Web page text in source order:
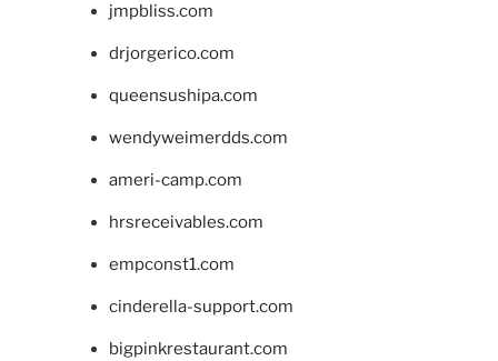
jmpbliss.com
drjorgerico.com
queensushipa.com
wendyweimerdds.com
ameri-camp.com
hrsreceivables.com
empconst1.com
cinderella-support.com
bigpinkrestaurant.com